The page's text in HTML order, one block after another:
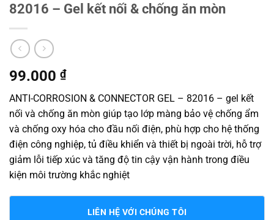
82016 – Gel kết nối & chống ăn mòn
99.000 ₫
ANTI-CORROSION & CONNECTOR GEL – 82016 – gel kết
nối và chống ăn mòn giúp tạo lớp màng bảo vệ chống ẩm
và chống oxy hóa cho đầu nối điện, phù hợp cho hệ thống
điện công nghiệp, tủ điều khiển và thiết bị ngoài trời, hỗ trợ
giảm lỗi tiếp xúc và tăng độ tin cậy vận hành trong điều
kiện môi trường khắc nghiệt
LIÊN HỆ VỚI CHÚNG TÔI